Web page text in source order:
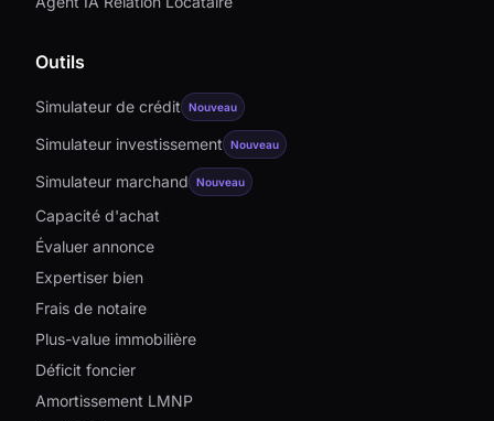
Outils
Simulateur de crédit Nouveau
Simulateur investissement Nouveau
Simulateur marchand Nouveau
Capacité d'achat
Évaluer annonce
Expertiser bien
Frais de notaire
Plus-value immobilière
Déficit foncier
Amortissement LMNP